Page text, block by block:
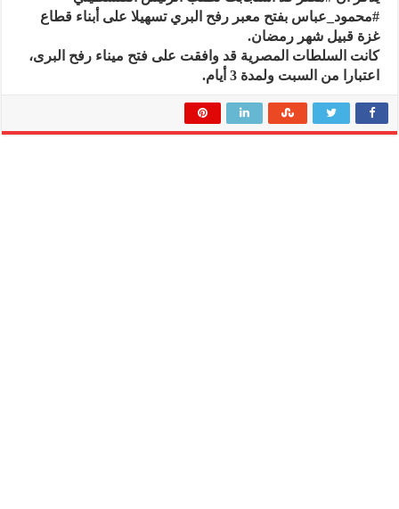
#محمود_عباس بفتح معبر رفح البري تسهيلا على أبناء قطاع
غزة قبيل شهر رمضان.
كانت السلطات المصرية قد وافقت على فتح ميناء رفح البرى،
اعتبارا من السبت ولمدة 3 أيام.